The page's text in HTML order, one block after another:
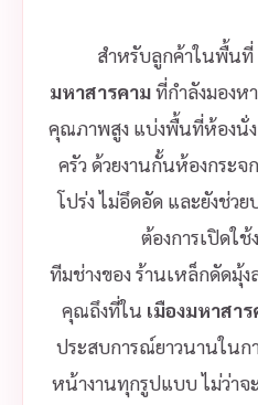
สำหรับลูกค้าในพื้นที่
มหาสารคามที่กำลังมองห
คุณภาพสูง แบ่งพื้นที่ห้องนั่
ครัว ด้วยงานกั้นห้องกระ
โปร่ง ไม่อึดอัด และยังช่ว
ต้องการเปิดใ
ทีมช่างของ ร้านเหล็กดัดมุ้
คุณถึงที่ใน เมืองมหาสา
ประสบการณ์ยาวนานในก
หน้างานทุกรูปแบบ ไม่ว่าจ